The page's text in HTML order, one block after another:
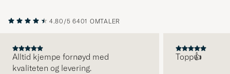
4.80/5 6401 OMTALER
Alltid kjempe fornøyd med
kvaliteten og levering.
Topp👍